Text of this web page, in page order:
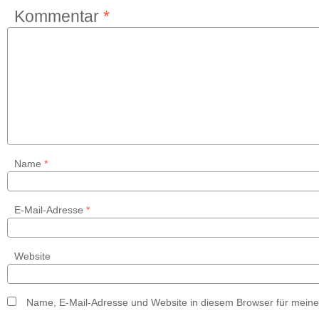
Kommentar *
Name *
E-Mail-Adresse *
Website
Name, E-Mail-Adresse und Website in diesem Browser für